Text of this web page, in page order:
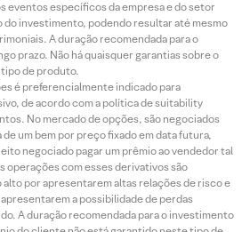
eventos específicos da empresa e do setor
do investimento, podendo resultar até mesmo
A duração recomendada para o
prazo. Não há quaisquer garantias sobre o
de produto.
é preferencialmente indicado para
de acordo com a política de suitability
No mercado de opções, são negociados
um bem por preço fixado em data futura,
negociado pagar um prêmio ao vendedor tal
operações com esses derivativos são
por apresentarem altas relações de risco e
a possibilidade de perdas
A duração recomendada para o investimento